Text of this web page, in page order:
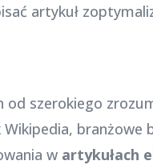
artykuł
od szerokiego
branżowe
w artykułach